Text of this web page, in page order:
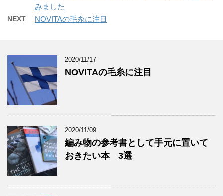
みました
NEXT NOVITAの毛糸に注目
2020/11/17
NOVITAの毛糸に注目
2020/11/09
編み物の参考書として手元に置いて
おきたい本 3選